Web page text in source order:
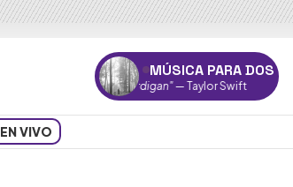
MÚSICA PARA DOS
"Cardigan"— Taylor Swift
EN VIVO